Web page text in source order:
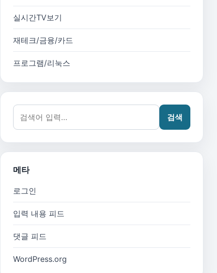
실시간TV보기
재테크/금융/카드
프로그램/리눅스
검색어:
검색
메타
로그인
입력 내용 피드
댓글 피드
WordPress.org